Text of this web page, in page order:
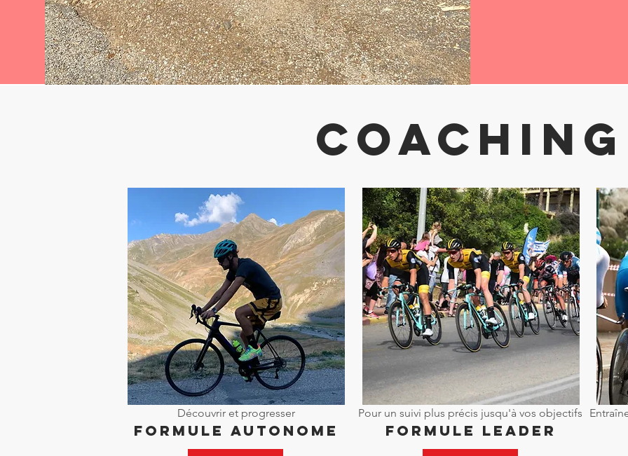
COACHING
Découvrir et progresser
Formule Autonome
Pour un suivi plus précis jusqu'à vos objectifs
formule leader